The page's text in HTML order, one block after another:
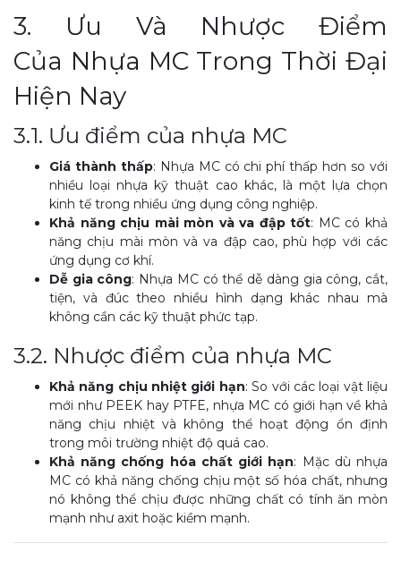
3. Ưu Và Nhược Điểm
Của Nhựa MCTrong Thời Đại
Hiện Nay
3.1. Ưu điểm của nhựa MC
Giá thành thấp: Nhựa MC có chi phí thấp hơn so với
nhiều loại nhựa kỹ thuật cao khác, là một lựa chọn
kinh tế trong nhiều ứng dụng công nghiệp.
Khả năng chịu mài mòn và va đập tốt: MC có khả
năng chịu mài mòn và va đập cao, phù hợp với các
ứng dụng cơ khí.
Dễ gia công: Nhựa MC có thể dễ dàng gia công, cắt,
tiện, và đúc theo nhiều hình dạng khác nhau mà
không cần các kỹ thuật phức tạp.
3.2. Nhược điểm của nhựa MC
Khả năng chịu nhiệt giới hạn: So với các loại vật liệu
mới như PEEK hay PTFE, nhựa MC có giới hạn về khả
năng chịu nhiệt và không thể hoạt động ổn định
trong môi trường nhiệt độ quá cao.
Khả năng chống hóa chất giới hạn: Mặc dù nhựa
MC có khả năng chống chịu một số hóa chất, nhưng
nó không thể chịu được những chất có tính ăn mòn
mạnh như axit hoặc kiềm mạnh.